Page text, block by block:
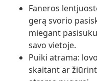
Faneros
gerą svorio
miegant
savo vietoje.
Puiki atrama:
skaitant ar